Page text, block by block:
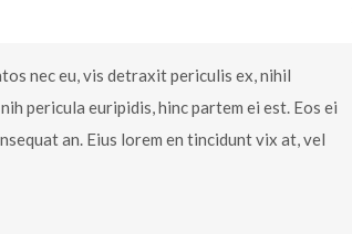
nec eu, vis detraxit periculis ex, nihil
pericula euripidis, hinc partem ei est. Eos ei
an. Eius lorem en tincidunt vix at, vel